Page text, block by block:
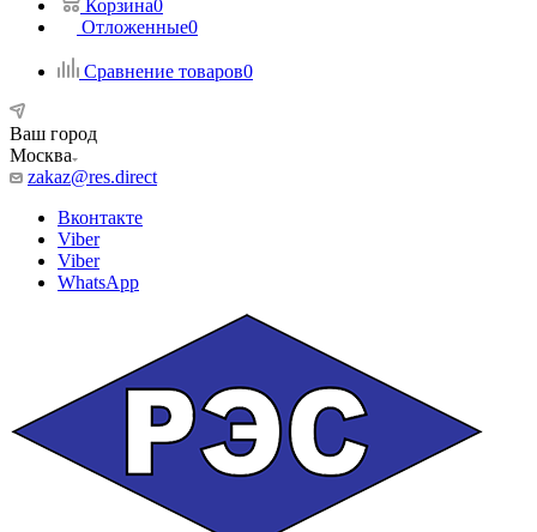
Корзина0
Отложенные0
Сравнение товаров0
Ваш город
Москва
zakaz@res.direct
Вконтакте
Viber
Viber
WhatsApp